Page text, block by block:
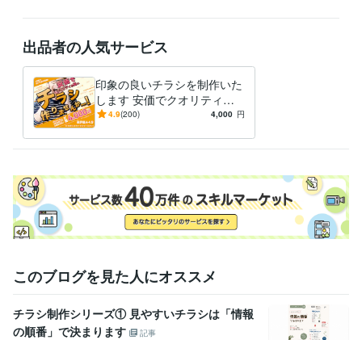
得意分野
デザイン制作
デザイン DTP チラシ パンフレット
学歴
IMI 2002年3月 ~ 2003年2月
出品者の人気サービス
印象の良いチラシを制作いた
します 安価でクオリティー
の高い販促物を1日～3日でご
4.9(200) 4,000 円
このブログを見た人にオススメ
チラシ制作シリーズ① 見やすいチラシは「情報
の順番」で決まります
記事